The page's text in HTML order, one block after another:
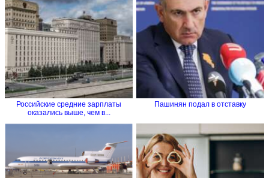
Российские средние зарплаты
оказались выше, чем в...
Пашинян подал в отставку